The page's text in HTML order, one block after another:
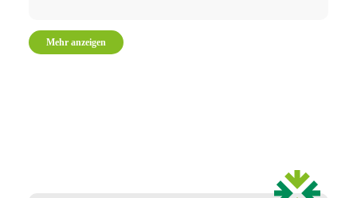
Mehr anzeigen